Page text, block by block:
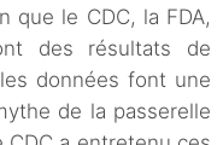
que le CDC, la FDA,
des résultats de
données font une
de la passerelle